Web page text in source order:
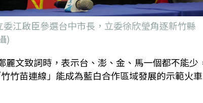
江啟臣參選台中市長，立委徐欣瑩角逐新竹縣
)
麗文致詞時，表示台、澎、金、馬一個都不能少
竹苗連線」能成為藍白合作區域發展的示範火車